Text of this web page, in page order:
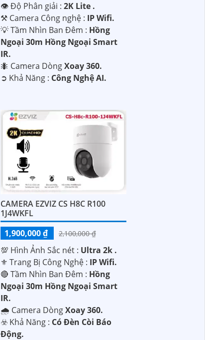
👁 Độ Phân giải : 2K Lite .
⚒ Camera Công nghệ : IP Wifi.
💡 Tầm Nhìn Ban Đêm : Hồng
Ngoại 30m Hồng Ngoại Smart
IR.
🐜 Camera DòngXoay 360.
️➲ Khả Năng : Công Nghệ AI.
CAMERA EZVIZ CS H8C R100
1J4WKFL
1,900,000 ₫
2,100,000 ₫
💯 Hình Ảnh Sắc nét : Ultra 2k .
⚜️ Trang Bị Công Nghệ : IP Wifi.
🔴 Tầm Nhìn Ban Đêm : Hồng
Ngoại 30m Hồng Ngoại Smart
IR.
🌧️ Camera DòngXoay 360.
️☣️ Khả Năng : Có Đèn Còi Báo
Động.